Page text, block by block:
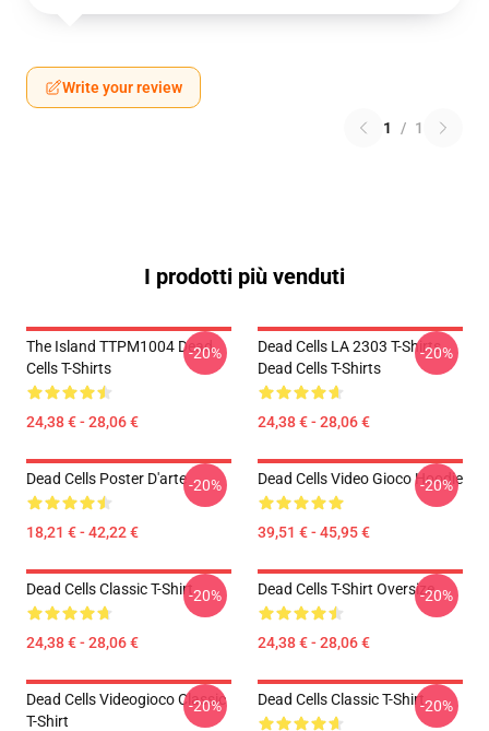
Write your review
1 / 1
I prodotti più venduti
The Island TTPM1004 Dead
Cells T-Shirts
24,38 € - 28,06 €
-20%
Dead Cells LA 2303 T-Shirts
Dead Cells T-Shirts
24,38 € - 28,06 €
-20%
Dead Cells Poster D'arte
18,21 € - 42,22 €
-20% Dead Cells Video Gioco Hoodie
39,51 € - 45,95 €
-20%
Dead Cells Classic T-Shirt
24,38 € - 28,06 €
-20% Dead Cells T-Shirt Oversize
24,38 € - 28,06 €
-20%
Dead Cells Videogioco Classic
T-Shirt
-20% Dead Cells Classic T-Shirt-20%